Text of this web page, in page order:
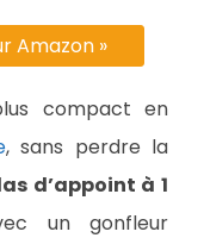
Amazon »
compact en
, sans perdre la
d’appoint à 1
un gonfleur